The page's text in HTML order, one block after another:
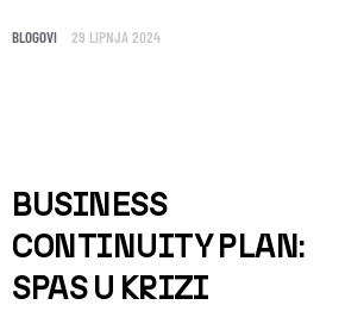
BLOGOVI29 LIPNJA 2024
BUSINESS
CONTINUITY PLAN:
SPAS U KRIZI